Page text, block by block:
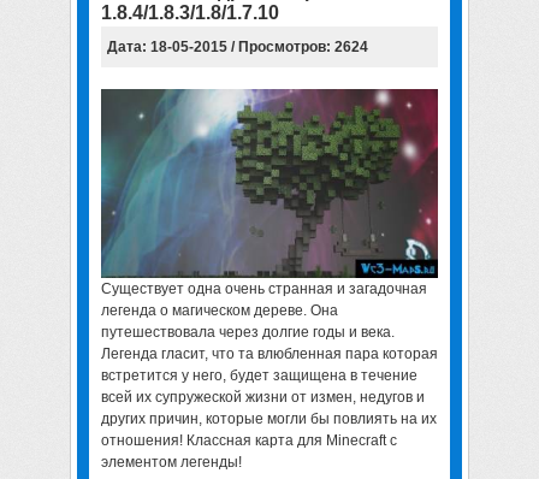
1.8.4/1.8.3/1.8/1.7.10
Дата: 18-05-2015 / Просмотров: 2624
Существует одна очень странная и загадочная
легенда о магическом дереве. Она
путешествовала через долгие годы и века.
Легенда гласит, что та влюбленная пара которая
встретится у него, будет защищена в течение
всей их супружеской жизни от измен, недугов и
других причин, которые могли бы повлиять на их
отношения! Классная карта для Minecraftс
элементом легенды!